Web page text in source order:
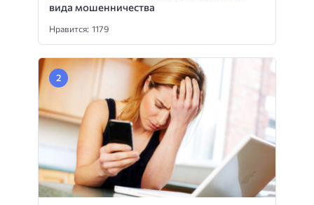
вида мошенничества
Нравится: 1179